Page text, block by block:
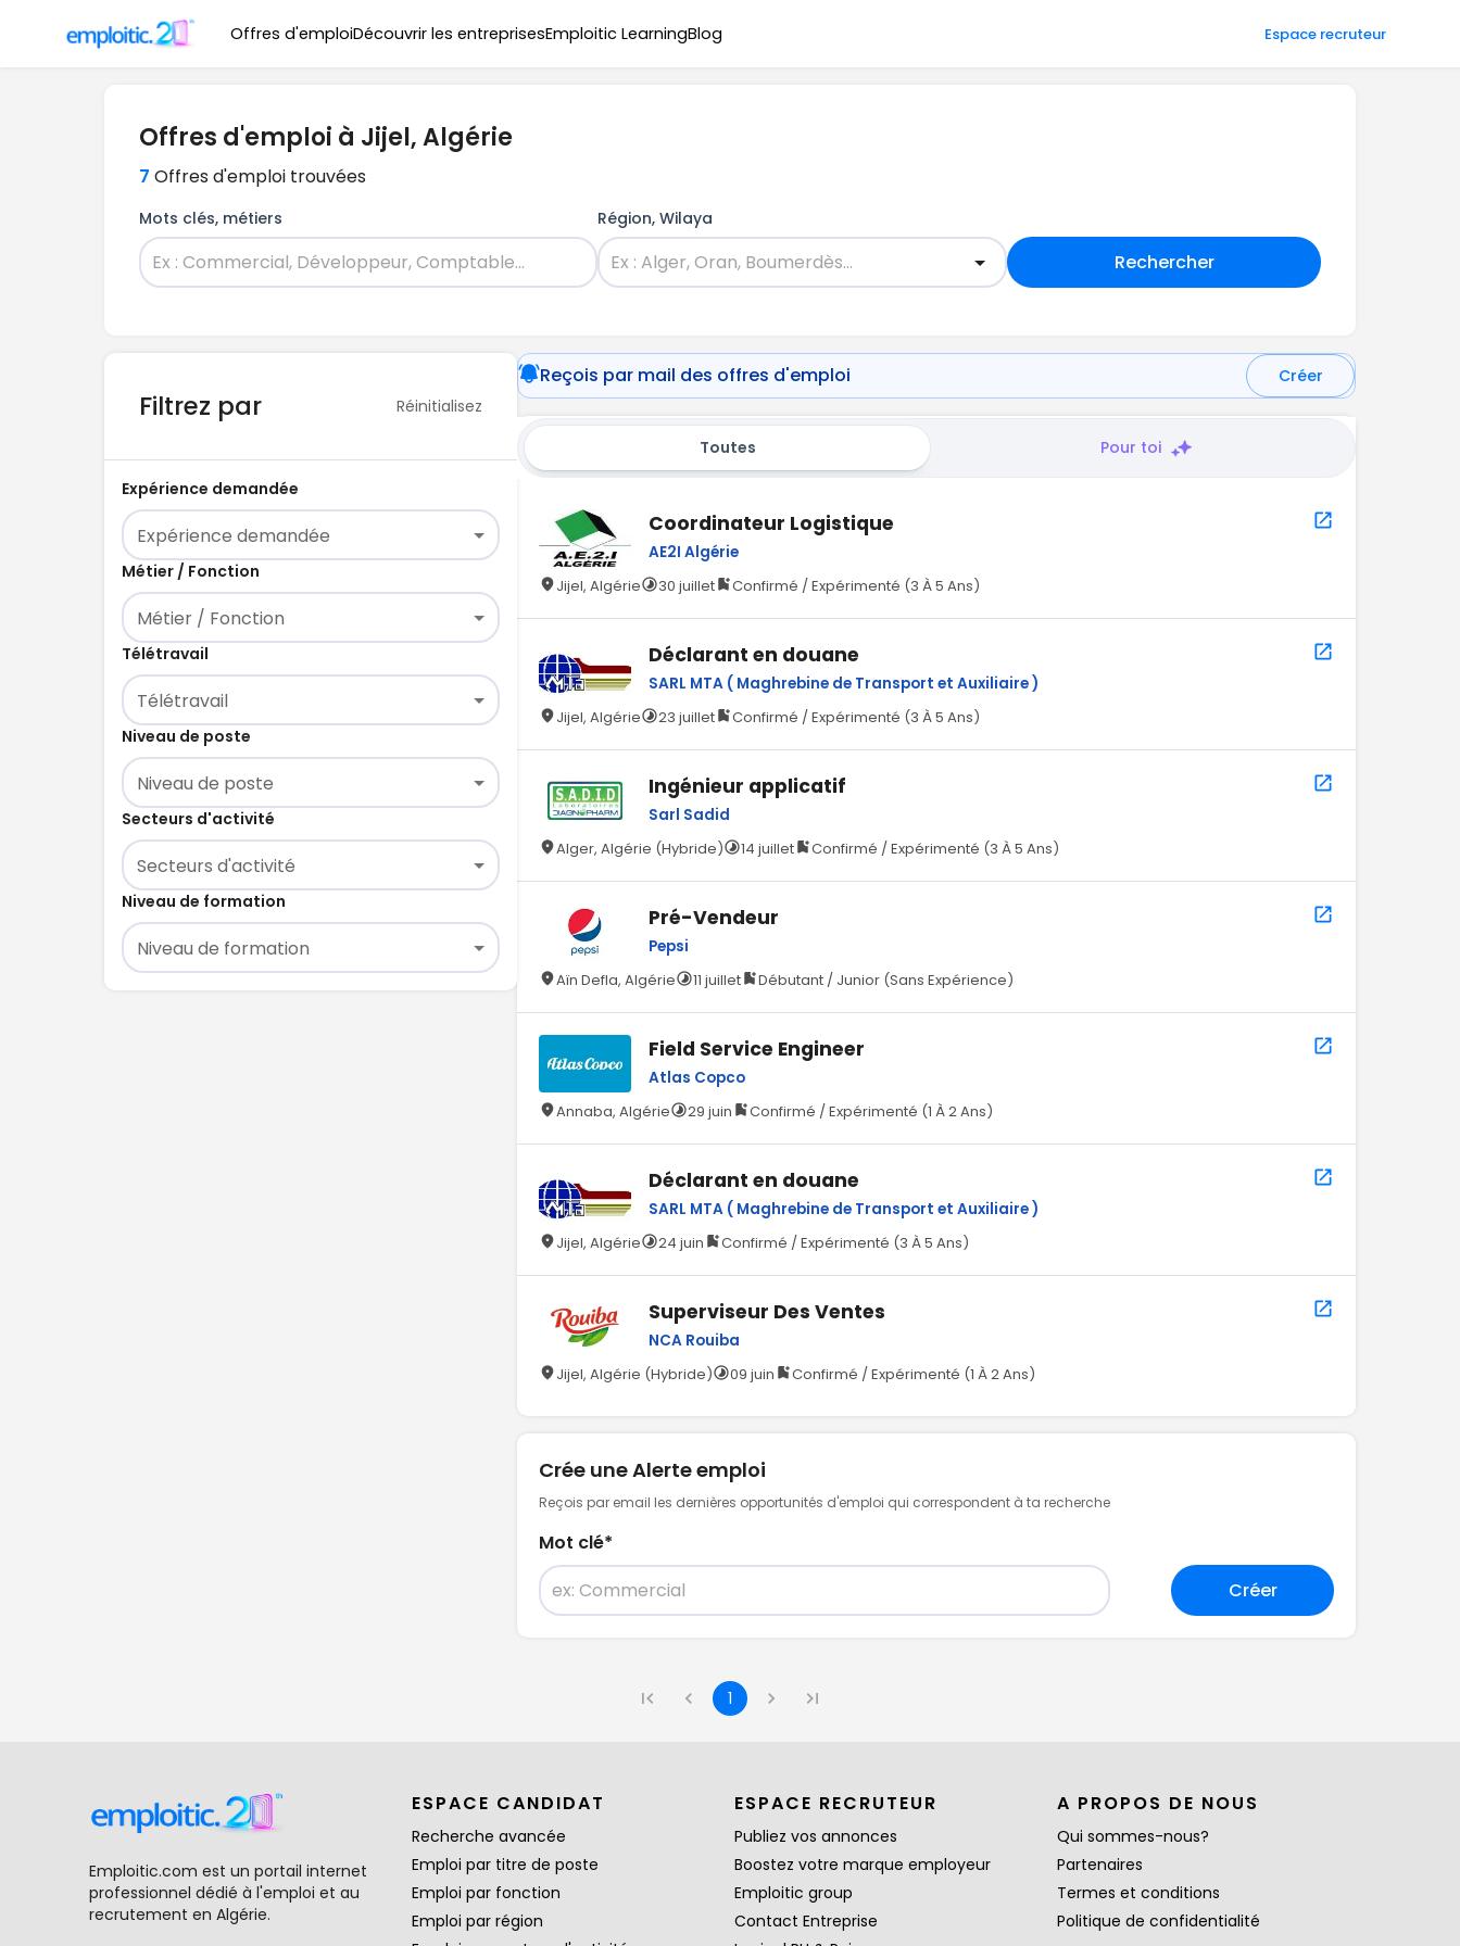
Offres d'emploiDécouvrir les entreprisesEmploitic LearningBlog Espace recruteur
Offres d'emploi à Jijel, Algérie
7 Offres d'emploi trouvées
Mots clés, métiers Région, Wilaya
Rechercher
Filtrez par Réinitialisez
Expérience demandée
Expérience demandée
Métier / Fonction
Métier / Fonction
Télétravail
Télétravail
Niveau de poste
Niveau de poste
Secteurs d'activité
Secteurs d'activité
Niveau de formation
Niveau de formation
Reçois par mail des offres d'emploi Créer
Toutes Pour toi
Coordinateur Logistique
AE2I Algérie
Jijel, Algérie
30 juillet Confirmé / Expérimenté (3 À 5 Ans)
Déclarant en douane
SARL MTA ( Maghrebine de Transport et Auxiliaire )
Jijel, Algérie
23 juillet Confirmé / Expérimenté (3 À 5 Ans)
Ingénieur applicatif
Sarl Sadid
Alger, Algérie (Hybride)
14 juillet Confirmé / Expérimenté (3 À 5 Ans)
Pré-Vendeur
Pepsi
Aïn Defla, Algérie
11 juillet Débutant / Junior (Sans Expérience)
Field Service Engineer
Atlas Copco
Annaba, Algérie
29 juin Confirmé / Expérimenté (1 À 2 Ans)
Déclarant en douane
SARL MTA ( Maghrebine de Transport et Auxiliaire )
Jijel, Algérie
24 juin Confirmé / Expérimenté (3 À 5 Ans)
Superviseur Des Ventes
NCA Rouiba
Jijel, Algérie (Hybride)
09 juin Confirmé / Expérimenté (1 À 2 Ans)
Crée une Alerte emploi
Reçois par email les dernières opportunités d'emploi qui correspondent à ta recherche
Mot clé*
Créer
1
Emploitic.com est un portail internet
professionnel dédié à l'emploi et au
recrutement en Algérie.
ESPACE CANDIDAT
Recherche avancée
Emploi par titre de poste
Emploi par fonction
Emploi par région
ESPACE RECRUTEUR
Publiez vos annonces
Boostez votre marque employeur
Emploitic group
Contact Entreprise
A PROPOS DE NOUS
Qui sommes-nous?
Partenaires
Termes et conditions
Politique de confidentialité